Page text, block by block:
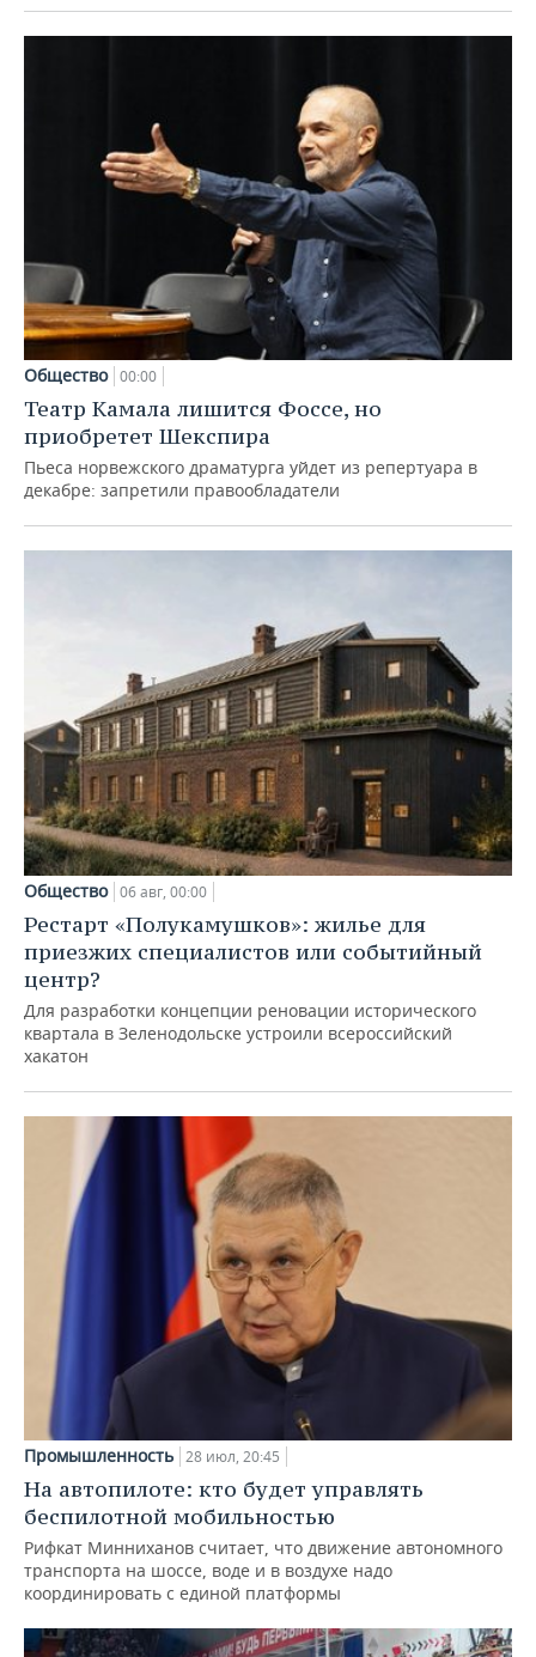
Общество 00:00
Театр Камала лишится Фоссе, но
приобретет Шекспира
Пьеса норвежского драматурга уйдет из репертуара в
декабре: запретили правообладатели
Общество 06 авг, 00:00
Рестарт «Полукамушков»: жилье для
приезжих специалистов или событийный
центр?
Для разработки концепции реновации исторического
квартала в Зеленодольске устроили всероссийский
хакатон
Промышленность 28 июл, 20:45
На автопилоте: кто будет управлять
беспилотной мобильностью
Рифкат Минниханов считает, что движение автономного
транспорта на шоссе, воде и в воздухе надо
координировать с единой платформы